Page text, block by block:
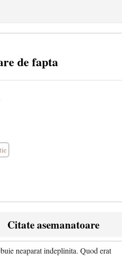
de fapta
Citate asemanatoare
neaparat indeplinita. Quod erat